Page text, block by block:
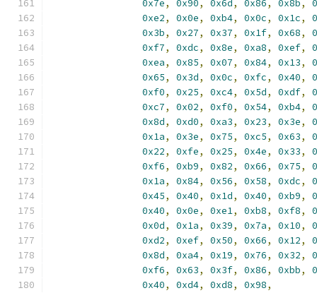
0x7e, 0x90, 0x6d , 0x86, 0x8b,
0xe2, 0x0e, 0xb4, 0x0c, 0x1c,
0x3b, 0x27, 0x37, 0x1f, 0x68,
0xf7, 0xdc, 0x8e, 0xa8, 0xef,
0xea, 0x85, 0x07, 0x84, 0x13,
0x65, 0x3d, 0x0c, 0xfc, 0x40,
0xf0, 0x25, 0xc4, 0x5d, 0xdf,
0xc7, 0x02, 0xf0, 0x54, 0xb4,
0x8d, 0xd0, 0xa3, 0x23, 0x3e,
0x1a, 0x3e, 0x75, 0xc5, 0x63,
0x22, 0xfe, 0x25, 0x4e, 0x33,
0xf6, 0xb9, 0x82, 0x66, 0x75,
0x1a, 0x84, 0x56, 0x58, 0xdc,
0x45, 0x40, 0x1d, 0x40, 0xb9,
0x40, 0x0e, 0xe1, 0xb8, 0xf8,
0x0d, 0x1a, 0x39, 0x7a, 0x10,
0xd2, 0xef, 0x50, 0x66, 0x12,
0x8d, 0xa4, 0x19, 0x76, 0x32,
0xf6, 0x63, 0x3f, 0x86, 0xbb,
0x40, 0xd4, 0xd8, 0x98,